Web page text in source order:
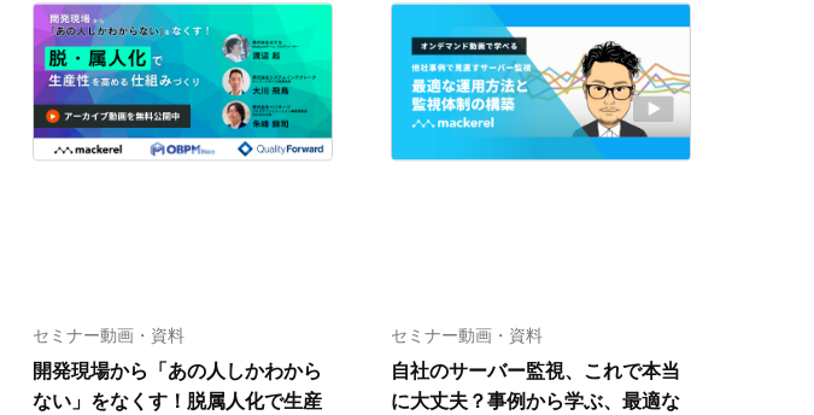
セミナー動画・資料
開発現場から「あの人しかわから
ない」をなくす！ 脱属人化で生産
セミナー動画・資料
自社のサーバー監視、これで本当
に大丈夫？事例から学ぶ、最適な